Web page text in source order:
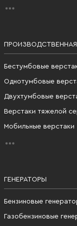
ПРОИЗВОДСТВЕННАЯ
Бестумбовые
Однотумбовые
Двухтумбовые
Верстаки тяжелой
Мобильные верстаки
ГЕНЕРАТОРЫ
Бензиновые
Газобензиновые